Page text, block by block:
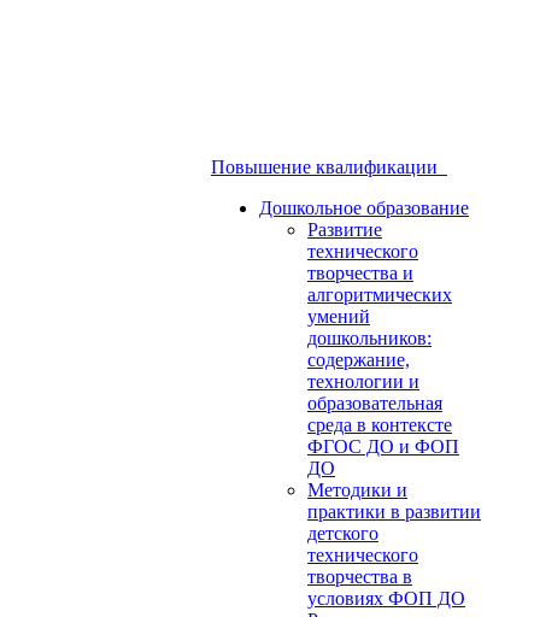
Повышение квалификации
Дошкольное образование
Развитие
технического
творчества и
алгоритмических
умений
дошкольников:
содержание,
технологии и
образовательная
среда в контексте
ФГОС ДО и ФОП
ДО
Методики и
практики в развитии
детского
технического
творчества в
условиях ФОП ДО